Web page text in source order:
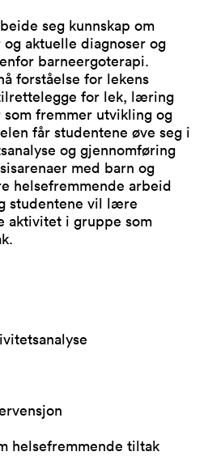
seg kunnskap om
aktuelle diagnoser og
barneergoterapi.
forståelse for lekens
for lek, læring
fremmer utvikling og
får studentene øve seg i
og gjennomføring
med barn og
helsefremmende arbeid
studentene vil lære
aktivitet i gruppe som
helsefremmende tiltak